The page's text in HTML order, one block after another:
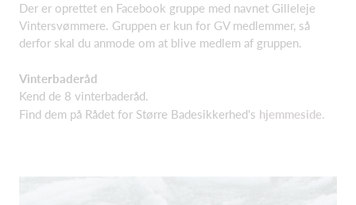
Der er oprettet en Facebook gruppe med navnet Gilleleje
Vintersvømmere. Gruppen er kun for GV medlemmer, så
derfor skal du anmode om at blive medlem af gruppen.
Vinterbaderåd
Kend de 8 vinterbaderåd.
Find dem på Rådet for Større Badesikkerhed's hjemmeside.